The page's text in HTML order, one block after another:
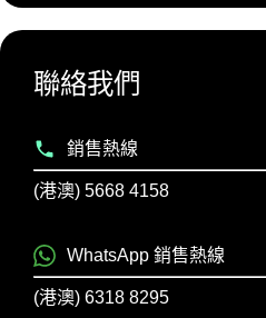
聯絡我們
銷售熱線
(港澳) 5668 4158
WhatsApp 銷售熱線
(港澳) 6318 8295